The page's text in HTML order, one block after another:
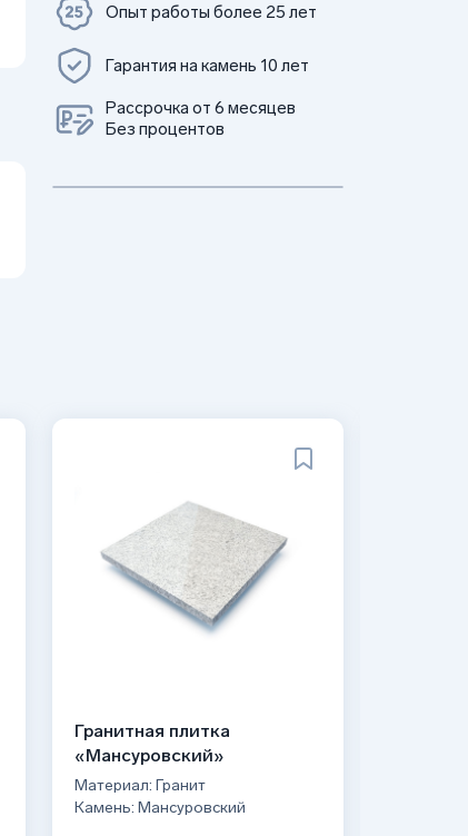
Опыт работы более 25 лет
Гарантия на камень 10 лет
Рассрочка от 6 месяцев
Без процентов
Гранитная плитка
«Мансуровский»
Материал: Гранит
Камень: Мансуровский